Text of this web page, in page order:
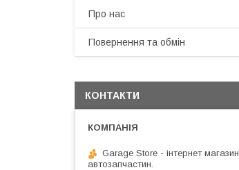
Про нас
Повернення та обмін
КОНТАКТИ
Garage Store - інтернет магазин
автозапчастин.